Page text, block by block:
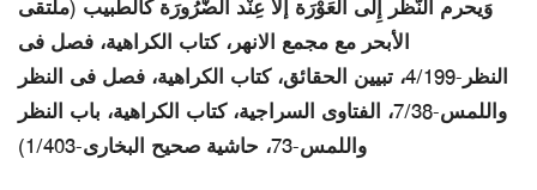
وَيحرم النّظر إِلَى الْعَوْرَة إلاَّ عِنْد الضَّرُورَة كالطبيب (ملتقى
الأبحر مع مجمع الانهر، كتاب الكراهية، فصل فى
النظر-4/199، تبيين الحقائق، كتاب الكراهية، فصل فى النظر
واللمس-7/38، الفتاوى السراجية، كتاب الكراهية، باب النظر
واللمس-73، حاشية صحيح البخارى-1/403)